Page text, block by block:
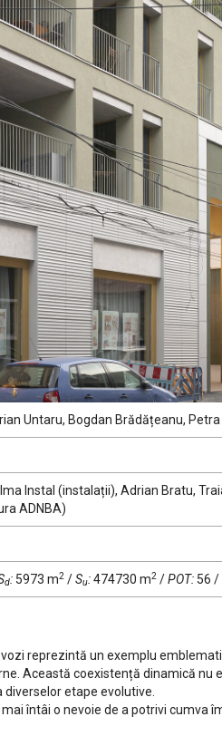
Untaru, Bogdan Brădățeanu,
Instal (instalații), Adrian Bratu,
ADNBA)
d: 5973 m2 /Su:474730 m2 /POT: 56 /
reprezintă un exemplu
Această coexistență dinamică
etape evolutive.
întâi o nevoie de a potrivi